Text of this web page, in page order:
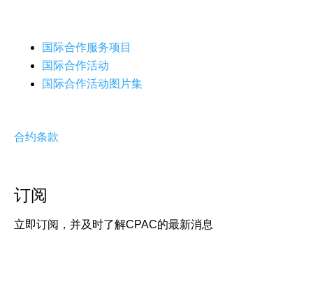
国际合作服务项目
国际合作活动
国际合作活动图片集
合约条款
订阅
立即订阅，并及时了解CPAC的最新消息